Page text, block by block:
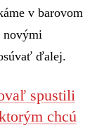
v barovom
novými
ďalej.